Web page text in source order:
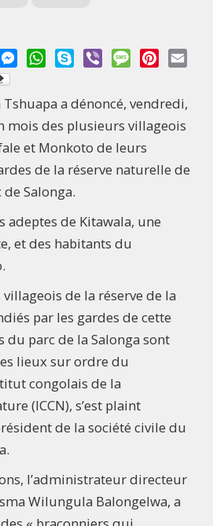
MessengerWhatsApp
Skype Viber MessagePinterest
a dénoncé, vendredi,
mois des plusieurs villageois
et Monkoto de leurs
de la réserve naturelle de
Salonga.
adeptes de Kitawala, une
et des habitants du
de la réserve de la
par les gardes de cette
du parc de la Salonga sont
lieux sur ordre du
congolais de la
(ICCN), s’est plaint
de la société civile du
l’administrateur directeur
Wilungula Balongelwa, a